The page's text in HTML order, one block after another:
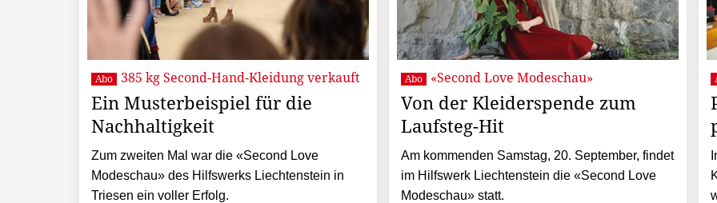
Abo 385 kg Second-Hand-Kleidung verkauft
Ein Musterbeispiel für die
Nachhaltigkeit
Zum zweiten Mal war die «Second Love
Modeschau» des Hilfswerks Liechtenstein in
Triesen ein voller Erfolg.
Abo «Second Love Modeschau»
Von der Kleiderspende zum
Laufsteg-Hit
Am kommenden Samstag, 20. September, findet
im Hilfswerk Liechtenstein die «Second Love
Modeschau» statt.